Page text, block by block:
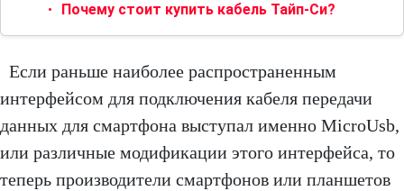
Почему стоит купить кабель Тайп-Си?
Если раньше наиболее распространенным
интерфейсом для подключения кабеля передачи
данных для смартфона выступал именно MicroUsb,
или различные модификации этого интерфейса, то
теперь производители смартфонов или планшетов